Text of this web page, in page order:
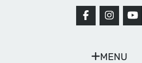
MENU